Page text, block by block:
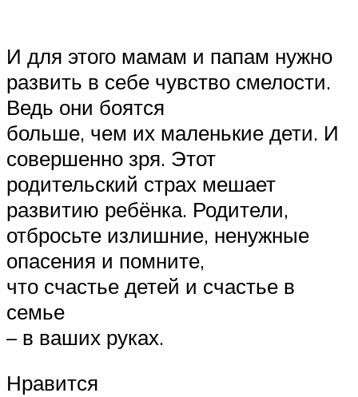
И для этого мамам и папам нужно
развить в себе чувство смелости.
Ведь они боятся
больше, чем их маленькие дети. И
совершенно зря. Этот
родительский страх мешает
развитию ребёнка. Родители,
отбросьте излишние, ненужные
опасения и помните,
что счастье детей и счастье в
семье
– в ваших руках.
Нравится